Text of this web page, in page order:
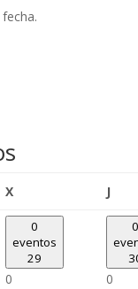
Xmiércoles J
0
eventos
29
0
0
0